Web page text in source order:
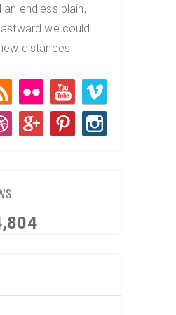
endless plain,
we could
distances